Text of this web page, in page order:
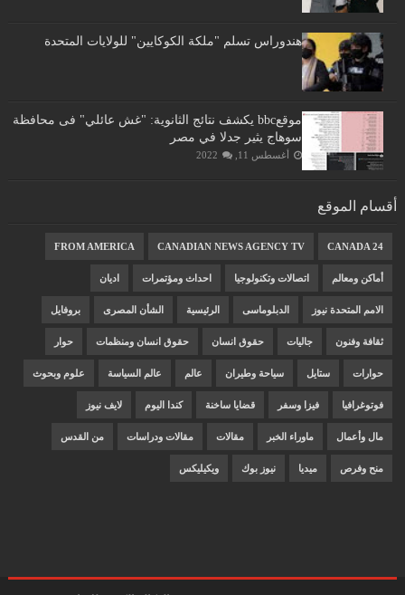
هندوراس تسلم "ملكة الكوكايين" للولايات المتحدة
موقعbbc يكشف نتائج الثانوية: "غش عائلي" فى محافظة
سوهاج يثير جدلا في مصر
أغسطس 11, 2022
أقسام الموقع
CANADA 24
CANADIAN NEWS AGENCY TV
FROM AMERICA
أماكن ومعالم اتصالات وتكنولوجيا احداث ومؤتمرات اديان
الامم المتحدة نيوز الدبلوماسى الرئيسية الشأن المصرى بروفايل
ثقافة وفنون جاليات حقوق انسان حقوق انسان ومنظمات حوار
حوارات ستايل سياحة وطيران عالم عالم السياسة علوم وبحوث
فوتوغرافيا فيزا وسفر قضايا ساخنة كندا اليوم لايف نيوز
مال وأعمال ماوراء الخبر مقالات مقالات ودراسات من القدس
منح وفرص ميديا نيوز بوك ويكيليكس